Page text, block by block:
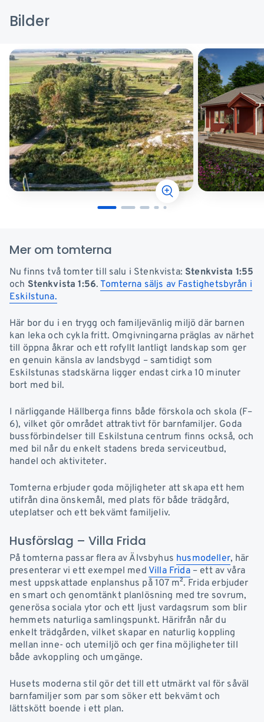
Mer om tomterna
Nu finns två tomter till salu i Stenkvista: Stenkvista 1:55
och Stenkvista 1:56.Tomterna säljs av Fastighetsbyrån i
Eskilstuna.
Här bor du i en trygg och familjevänlig miljö där barnen
kan leka och cykla fritt. Omgivningarna präglas av närhet
till öppna åkrar och ett rofyllt lantligt landskap som ger
en genuin känsla av landsbygd – samtidigt som
Eskilstunas stadskärna ligger endast cirka 10 minuter
bort med bil.
I närliggande Hällberga finns både förskola och skola (F–
6), vilket gör området attraktivt för barnfamiljer. Goda
bussförbindelser till Eskilstuna centrum finns också, och
med bil når du enkelt stadens breda serviceutbud,
handel och aktiviteter.
Tomterna erbjuder goda möjligheter att skapa ett hem
utifrån dina önskemål, med plats för både trädgård,
uteplatser och ett bekvämt familjeliv.
Husförslag – Villa Frida
På tomterna passar flera av Älvsbyhus husmodeller, här
presenterar vi ett exempel med Villa Frida– ett av våra
mest uppskattade enplanshus på 107 m². Frida erbjuder
en smart och genomtänkt planlösning med tre sovrum,
generösa sociala ytor och ett ljust vardagsrum som blir
hemmets naturliga samlingspunkt. Härifrån når du
enkelt trädgården, vilket skapar en naturlig koppling
mellan inne- och utemiljö och ger fina möjligheter till
både avkoppling och umgänge.
Husets moderna stil gör det till ett utmärkt val för såväl
barnfamiljer som par som söker ett bekvämt och
lättskött boende i ett plan.
Bilder